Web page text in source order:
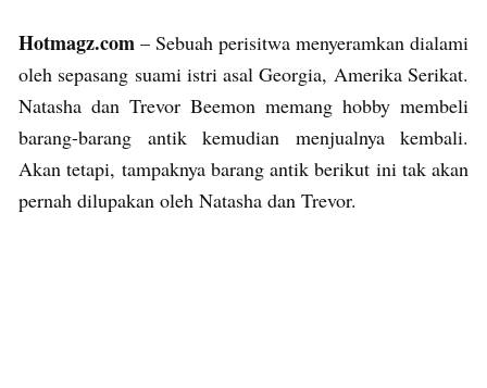
Hotmagz.com – Sebuah perisitwa menyeramkan dialami
oleh sepasang suami istri asal Georgia, Amerika Serikat.
Natasha dan Trevor Beemon memang hobby membeli
barang-barang antik kemudian menjualnya kembali.
Akan tetapi, tampaknya barang antik berikut ini tak akan
pernah dilupakan oleh Natasha dan Trevor.